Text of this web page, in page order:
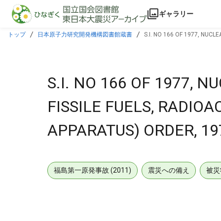
本文に飛ぶ
ギャラリー
トップ 日本原子力研究開発機構図書館蔵書 S.I. NO 166 OF 1977,
S.I. NO 166 OF 1977,
FISSILE FUELS,
APPARATUS) ORDER,
福島第一原発事故 (2011) 震災への備え 被災